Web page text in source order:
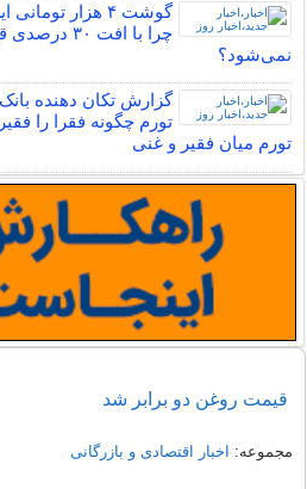
گوشت ۴ هزار
چرا با افت
نمی‌شود؟
گزارش تکان‌ دهنده
تورم میان فقیر و غنی
قیمت روغن دو برابر شد
مجموعه: اخبار اقتصادی و بازرگانی